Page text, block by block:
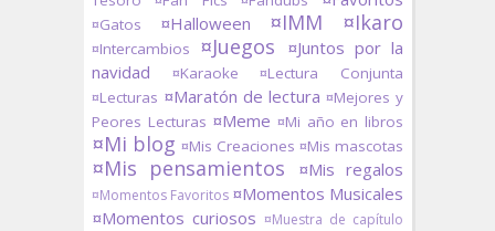
¤Gatos ¤Halloween ¤IMM ¤Ikaro
¤Intercambios ¤Juegos
¤Juntos por la
navidad
¤Karaoke
¤Lectura Conjunta
¤Lecturas ¤Maratón de lectura ¤Mejores y
Peores Lecturas ¤Meme ¤Mi año en libros
¤Mi blog ¤Mis Creaciones ¤Mis mascotas
¤Mis pensamientos ¤Mis regalos
¤Momentos Favoritos ¤Momentos Musicales
¤Momentos curiosos ¤Muestra de capítulo